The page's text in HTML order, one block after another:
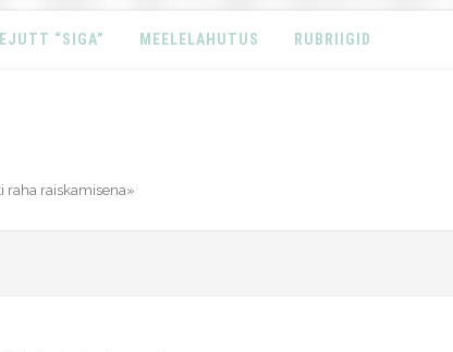
“SIGA” MEELELAHUTUS RUBRIIGID
raha raiskamisena»